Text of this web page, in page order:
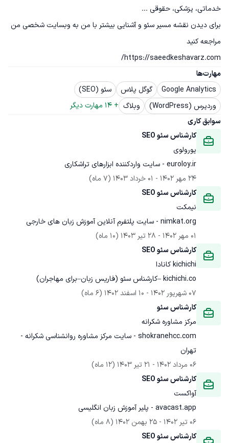
برای دیدن نقشه مسیر سئو و آشنایی بیشتر با من به وبسایت شخصی من
https://saeedkeshavarz.com/
مهارت‌ها
Google Analytics
گوگل پلاس
سئو (SEO)
وردپرس (WordPress)
وبلاگ +
14 مهارت دیگر
سوابق کاری
کارشناس سئو SEO
یورولوی
euroloy.ir - سایت واردکننده ابزارهای تراشکاری
24 مهر 1402
- 01 خرداد 1403
(7 ماه)
کارشناس سئو SEO
نیمکت
nimkat.org - سایت پلتفرم آنلاین آموزش زبان های خارجی
01 مهر 1402
- 28 تیر 1403
(10 ماه)
کارشناس سئو SEO
kichichi کانادا
kichichi.co –کارشناس سئو (فاریس زبان–برای مهاجران)
07 شهریور 1402
- 10 اسفند 1402
(6 ماه)
کارشناس سئو
مرکز مشاوره شکرانه
shokranehcc.com - سایت مرکز مشاوره روانشناسی شکرانه -
تهران
06 مرداد 1402
- 21 تیر 1403
(12 ماه)
کارشناس سئو SEO
آواکست
avacast.app - پلیر آموزش زبان انگلیسی
06 تیر 1402
- 25 بهمن 1402
(8 ماه)
کارشناس سئو SEO